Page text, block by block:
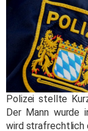
Polizei stellte
Der Mann wurde
wird strafrechtlich